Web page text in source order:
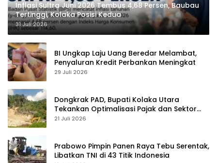
Inflasi Sultra Juni 2026 Tembus 4,68 Persen, Baubau
Tertinggi, Kolaka Posisi Kedua
31 Juli 2026
BI Ungkap Laju Uang Beredar Melambat,
Penyaluran Kredit Perbankan Meningkat
29 Juli 2026
Dongkrak PAD, Bupati Kolaka Utara
Tekankan Optimalisasi Pajak dan Sektor
Tambang
21 Juli 2026
Prabowo Pimpin Panen Raya Tebu Serentak,
Libatkan TNI di 43 Titik Indonesia